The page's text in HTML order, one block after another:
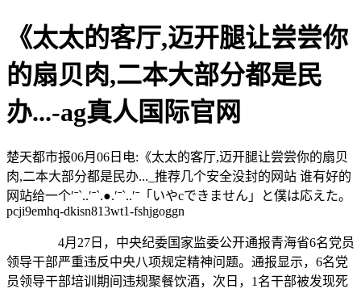
《太太的客厅,迈开腿让尝尝你
的扇贝肉,二本大部分都是民
办...-ag真人国际官网
楚天都市报06月06日电:《太太的客厅,迈开腿让尝尝你的扇贝
肉,二本大部分都是民办..._推荐几个安全没封的网站 谁有好的
网站给一个′ˉ`..′ˉ`.●.′ˉ`..′ˉ「いやcできません」と僕は応えた。
pcji9emhq-dkisn813wt1-fshjgoggn
4月27日，中央纪委国家监委公开通报青海省6名党员
领导干部严重违反中央八项规定精神问题。通报显示，6名党
员领导干部培训期间违规聚餐饮酒，次日，1名干部被发现死